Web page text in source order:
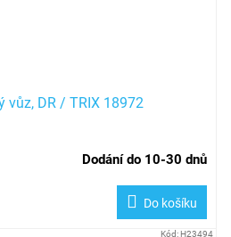
vůz, DR / TRIX 18972
Dodání do 10-30 dnů
Do košíku
Kód:H23494